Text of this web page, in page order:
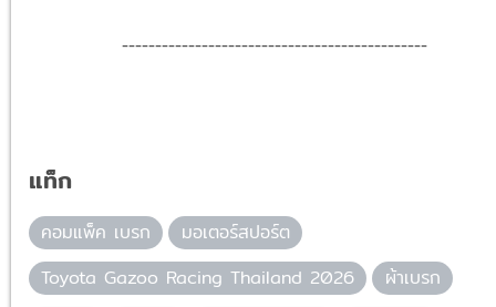
----------------------------------------------
แท็ก
คอมแพ็ค เบรก
มอเตอร์สปอร์ต
Toyota Gazoo Racing Thailand 2026
ผ้าเบรก